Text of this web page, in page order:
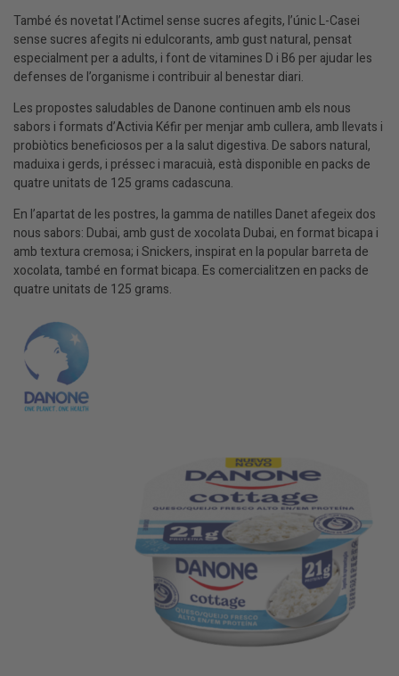
També és novetat l’Actimel sense sucres afegits, l’únic L-Casei
sense sucres afegits ni edulcorants, amb gust natural, pensat
especialment per a adults, i font de vitamines D i B6 per ajudar les
defenses de l’organisme i contribuir al benestar diari.
Les propostes saludables de Danone continuen amb els nous
sabors i formats d’Activia Kéfir per menjar amb cullera, amb llevats i
probiòtics beneficiosos per a la salut digestiva. De sabors natural,
maduixa i gerds, i préssec i maracuià, està disponible en packs de
quatre unitats de 125 grams cadascuna.
En l’apartat de les postres, la gamma de natilles Danet afegeix dos
nous sabors: Dubai, amb gust de xocolata Dubai, en format bicapa i
amb textura cremosa; i Snickers, inspirat en la popular barreta de
xocolata, també en format bicapa. Es comercialitzen en packs de
quatre unitats de 125 grams.